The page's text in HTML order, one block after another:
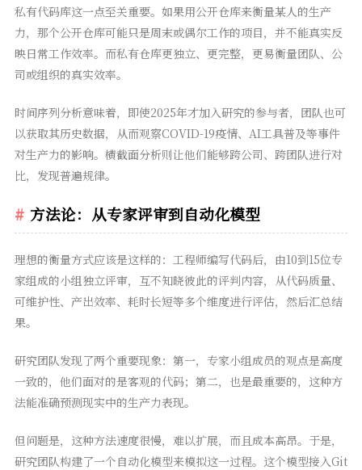
私有代码库这一点至关重要。如果用公开仓库来衡量某人的生产
力，那个公开仓库可能只是周末或偶尔工作的项目，并不能真实反
映日常工作效率。而私有仓库更独立、更完整，更易衡量团队、公
司或组织的真实效率。
时间序列分析意味着，即使2025年才加入研究的参与者，团队也可
以获取其历史数据，从而观察COVID-19疫情、AI工具普及等事件
对生产力的影响。横截面分析则让他们能够跨公司、跨团队进行对
比，发现普遍规律。
方法论：从专家评审到自动化模型
理想的衡量方式应该是这样的：工程师编写代码后，由10到15位专
家组成的小组独立评审，互不知晓彼此的评判内容，从代码质量、
可维护性、产出效率、耗时长短等多个维度进行评估，然后汇总结
果。
研究团队发现了两个重要现象：第一，专家小组成员的观点是高度
一致的，他们面对的是客观的代码；第二，也是最重要的，这种方
法能准确预测现实中的生产力表现。
但问题是，这种方法速度很慢，难以扩展，而且成本高昂。于是，
研究团队构建了一个自动化模型来模拟这一过程。这个模型接入Git